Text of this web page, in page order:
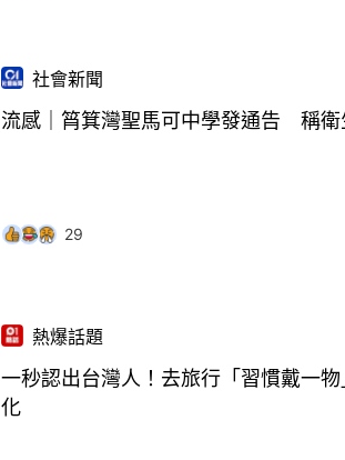
社會新聞
流感｜筲箕灣聖馬可中學發通告 稱衛
29
熱爆話題
一秒認出台灣人！去旅行「習慣戴一
化